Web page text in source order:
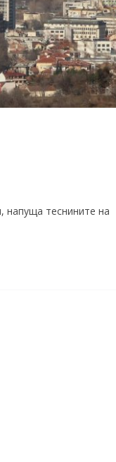
напуща теснините на